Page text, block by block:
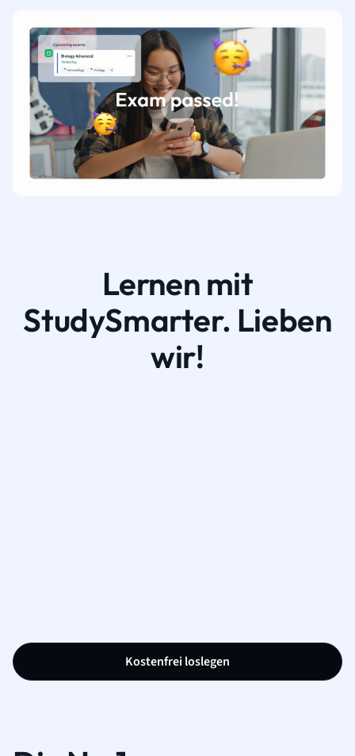
Lernen mit
StudySmarter. Lieben
wir!
Kostenfrei loslegen